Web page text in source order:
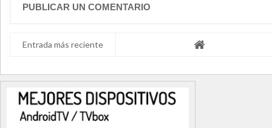
PUBLICAR UN COMENTARIO
Entrada más reciente